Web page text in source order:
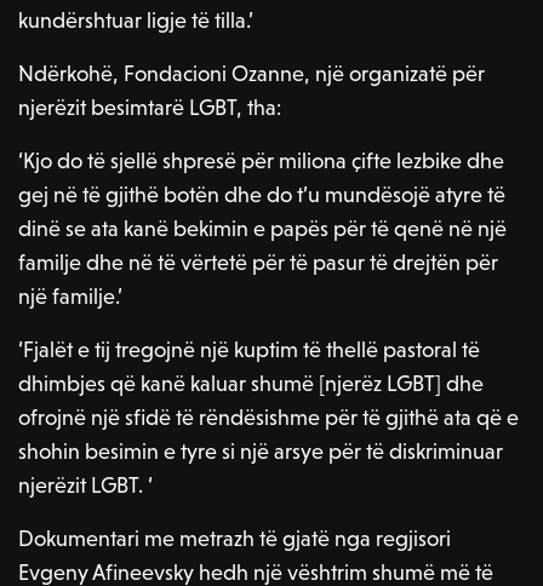
kundërshtuar ligje të tilla.’
Ndërkohë, Fondacioni Ozanne, një organizatë për
njerëzit besimtarë LGBT, tha:
‘Kjo do të sjellë shpresë për miliona çifte lezbike dhe
gej në të gjithë botën dhe do t’u mundësojë atyre të
dinë se ata kanë bekimin e papës për të qenë në një
familje dhe në të vërtetë për të pasur të drejtën për
një familje.’
‘Fjalët e tij tregojnë një kuptim të thellë pastoral të
dhimbjes që kanë kaluar shumë [njerëz LGBT] dhe
ofrojnë një sfidë të rëndësishme për të gjithë ata që e
shohin besimin e tyre si një arsye për të diskriminuar
njerëzit LGBT. ‘
Dokumentari me metrazh të gjatë nga regjisori
Evgeny Afineevsky hedh një vështrim shumë më të